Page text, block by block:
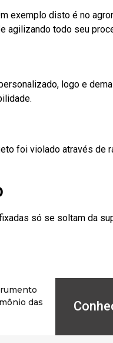
exemplo disto é no
agilizando todo seu
logo e
foi violado através de
só se soltam da
das